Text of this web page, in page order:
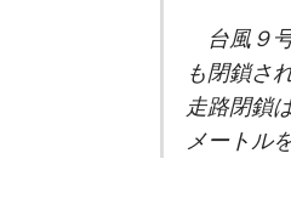
台風９
も閉鎖さ
走路閉鎖
メートル